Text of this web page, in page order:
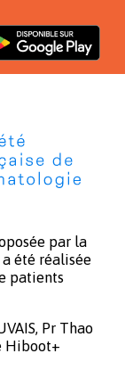
par la
été réalisée
patients
Pr Thao
Hiboot+